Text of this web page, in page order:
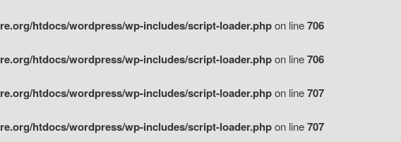
htdocs/wordpress/wp-includes/script-loader.phpon line706
htdocs/wordpress/wp-includes/script-loader.phpon line706
htdocs/wordpress/wp-includes/script-loader.phpon line707
htdocs/wordpress/wp-includes/script-loader.phpon line707